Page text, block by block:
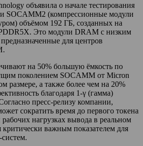
объявила о начале тестирования
SOCAMM2 (компрессионные модули
объёмом 192 ГБ, созданных на
Это модули DRAM с низким
для центров
на 50% большую ёмкость по
поколением SOCAMM от Micron
размере, а также более чем на 20%
благодаря 1-γ (гамма)
пресс-релизу компании,
сократить время до первого токена
нагрузках вывода в реальном
критически важным показателем для